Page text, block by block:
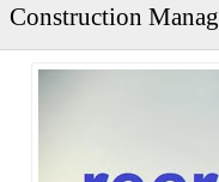
Construction